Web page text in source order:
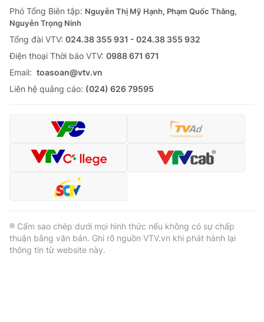
Phó Tổng Biên tập: Nguyễn Thị Mỹ Hạnh, Phạm Quốc Thắng,
Nguyễn Trọng Ninh
Tổng đài VTV: 024.38 355 931 - 024.38 355 932
Ðiện thoại Thời báo VTV: 0988 671 671
Email: toasoan@vtv.vn
Liên hệ quảng cáo: (024) 626 79595
® Cấm sao chép dưới mọi hình thức nếu không có sự chấp
thuận bằng văn bản. Ghi rõ nguồn VTV.vn khi phát hành lại
thông tin từ website này.